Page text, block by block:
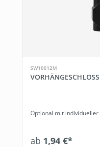
SW10012M
Optional mit
ab 1,94 €*